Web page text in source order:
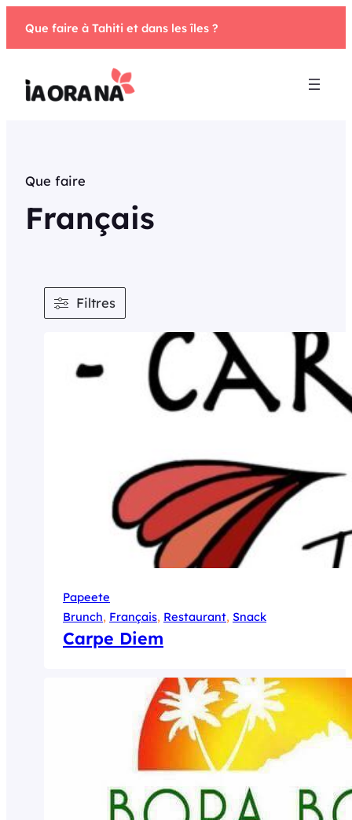
Que faire à Tahiti et dans les îles ?
Que faire
Français
Papeete
Brunch, Français, Restaurant, Snack
Carpe Diem
Filtres